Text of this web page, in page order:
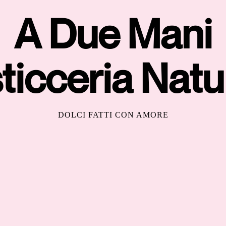
A Due Mani
DOLCI FATTI CON AMORE